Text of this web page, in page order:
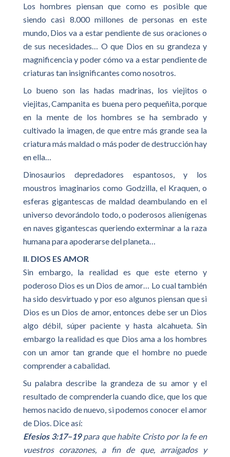
Los hombres piensan que como es posible que
siendo casi 8.000 millones de personas en este
mundo, Dios va a estar pendiente de sus oraciones o
de sus necesidades… O que Dios en su grandeza y
magnificencia y poder cómo va a estar pendiente de
criaturas tan insignificantes como nosotros.
Lo bueno son las hadas madrinas, los viejitos o
viejitas, Campanita es buena pero pequeñita, porque
en la mente de los hombres se ha sembrado y
cultivado la imagen, de que entre más grande sea la
criatura más maldad o más poder de destrucción hay
en ella…
Dinosaurios depredadores espantosos, y los
moustros imaginarios como Godzilla, el Kraquen, o
esferas gigantescas de maldad deambulando en el
universo devorándolo todo, o poderosos alienígenas
en naves gigantescas queriendo exterminar a la raza
humana para apoderarse del planeta…
II. DIOS ES AMOR
Sin embargo, la realidad es que este eterno y
poderoso Dios es un Dios de amor… Lo cual también
ha sido desvirtuado y por eso algunos piensan que si
Dios es un Dios de amor, entonces debe ser un Dios
algo débil, súper paciente y hasta alcahueta. Sin
embargo la realidad es que Dios ama a los hombres
con un amor tan grande que el hombre no puede
comprender a cabalidad.
Su palabra describe la grandeza de su amor y el
resultado de comprenderla cuando dice, que los que
hemos nacido de nuevo, si podemos conocer el amor
de Dios. Dice así:
Efesios 3:17–19 para que habite Cristo por la fe en
vuestros corazones, a fin de que, arraigados y